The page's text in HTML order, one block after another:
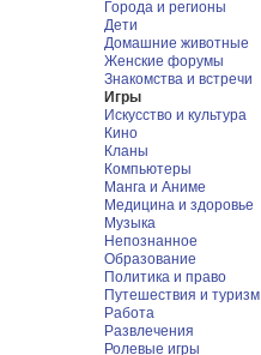
Города и регионы
Дети
Домашние животные
Женские форумы
Знакомства и встречи
Игры
Искусство и культура
Кино
Кланы
Компьютеры
Манга и Аниме
Медицина и здоровье
Музыка
Непознанное
Образование
Политика и право
Путешествия и туризм
Работа
Развлечения
Ролевые игры